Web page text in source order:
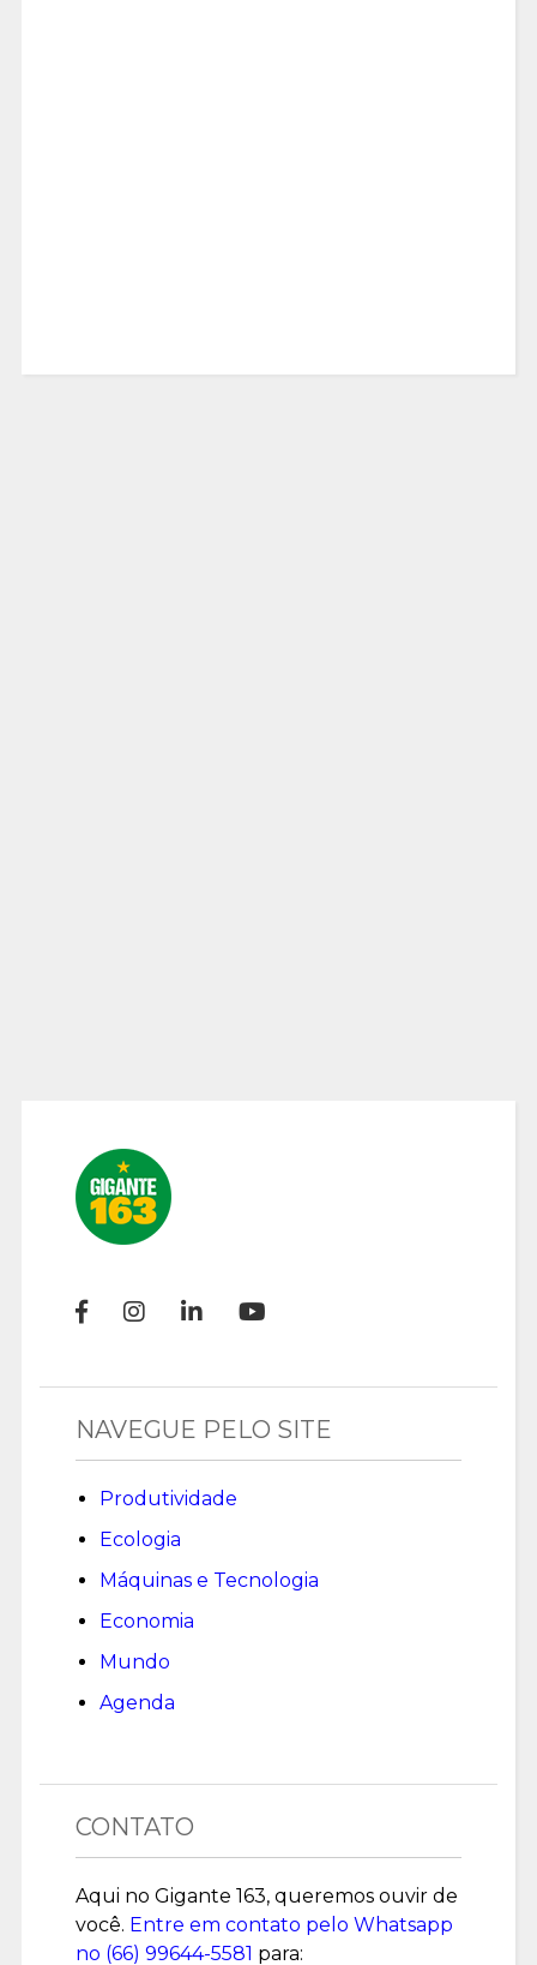
NAVEGUE PELO SITE
Produtividade
Ecologia
Máquinas e Tecnologia
Economia
Mundo
Agenda
CONTATO
Aqui no Gigante 163, queremos ouvir de
você. Entre em contato pelo Whatsapp
no (66) 99644-5581 para: